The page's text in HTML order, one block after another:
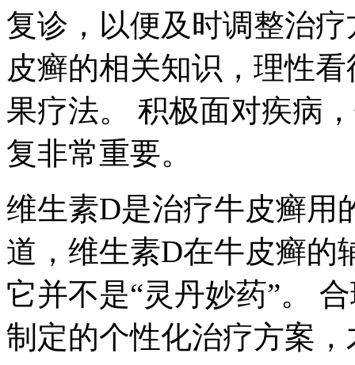
复诊，以便及时调整治
皮癣的相关知识，理性
果疗法。 积极面对疾病
复非常重要。
维生素D是治疗牛皮癣用
道，维生素D在牛皮癣的
它并不是“灵丹妙药”。
制定的个性化治疗方案